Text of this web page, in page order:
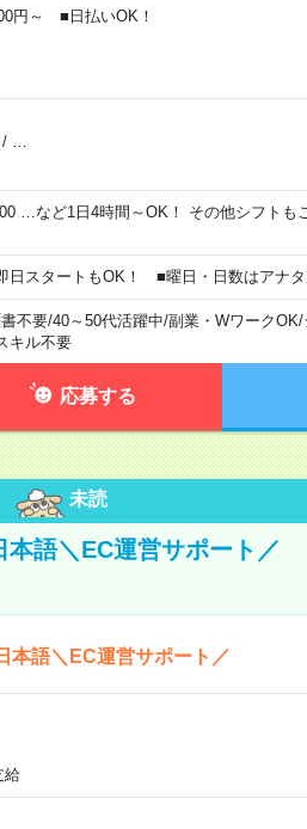
円～ ■日払いOK！
/
…など1日4時間～OK！ その他シフトも
スタートもOK！ ■曜日・日数はアナタ
不要/40～50代活躍中/副業・WワークOK/
キル不要
応募する
未読
語＼EC運営サポート／
本語＼EC運営サポート／
給